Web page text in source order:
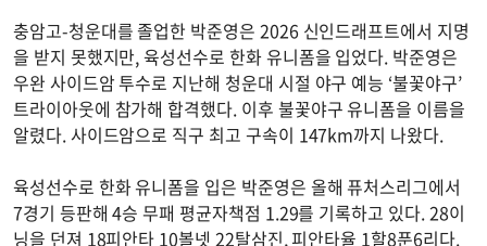
충암고-청운대를 졸업한 박준영은 2026 신인드래프트에서 지명
을 받지 못했지만, 육성선수로 한화 유니폼을 입었다. 박준영은
우완 사이드암 투수로 지난해 청운대 시절 야구 예능 ‘불꽃야구’
트라이아웃에 참가해 합격했다. 이후 불꽃야구 유니폼을 이름을
알렸다. 사이드암으로 직구 최고 구속이 147km까지 나왔다.
육성선수로 한화 유니폼을 입은 박준영은 올해 퓨처스리그에서
7경기 등판해 4승 무패 평균자책점 1.29를 기록하고 있다. 28이
닝을 던져 18피안타 10볼넷 22탈삼진, 피안타율 1할8푼6리다.